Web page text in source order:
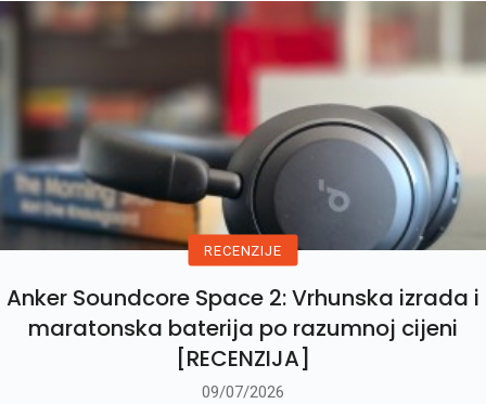
RECENZIJE
Anker Soundcore Space 2: Vrhunska izrada i
maratonska baterija po razumnoj cijeni
[RECENZIJA]
09/07/2026